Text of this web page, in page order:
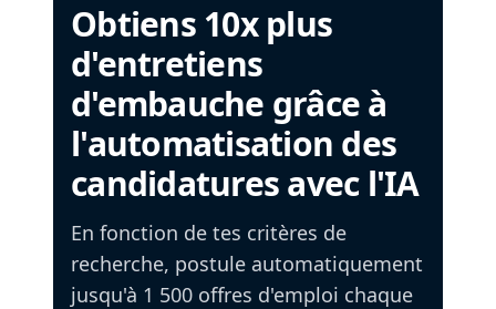
Obtiens 10x plus
d'entretiens
d'embauche grâce à
l'automatisation des
candidatures avec l'IA
En fonction de tes critères de
recherche, postule automatiquement
jusqu'à 1 500 offres d'emploi chaque